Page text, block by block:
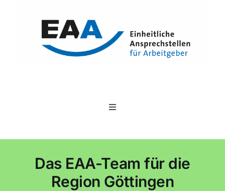
springen
Toggle
Ansprechstellen
Das EAA-Team für die
Region Göttingen